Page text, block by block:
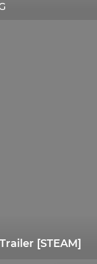
[STEAM]